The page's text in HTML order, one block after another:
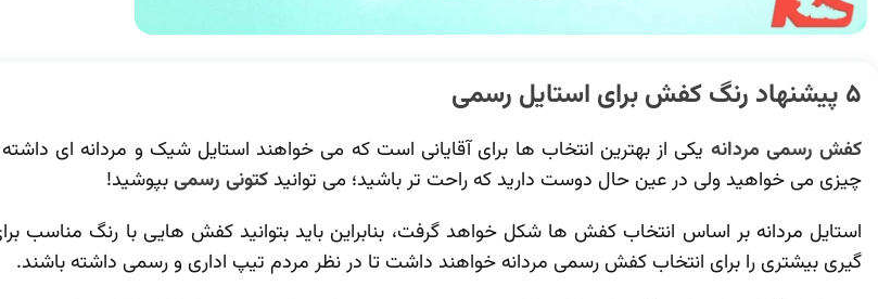
5 پیشنهاد رنگ کفشبرای استایل رسمی
کفش رسمی مردانه یکی از بهترین انتخاب ها برای آقایانی است که می خواهند استایل شیک و مردانه ای
چیزی می خواهید ولی در عین حال دوست دارید که راحت تر باشید؛ می توانیدکتونی رسمیبپوشید!
استایل مردانه بر اساس انتخاب کفش‌ ها شکل خواهد گرفت، بنابراین باید بتوانید کفش هایی با رنگ مناسب
گیری بیشتری را برای انتخاب کفش رسمی مردانه خواهند داشت تا در نظر مردم تیپ اداری و رسمی داشته باشند.